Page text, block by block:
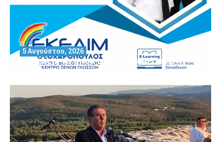
Θέλεις να αποκτήσεις άδεια Security?
5 Αυγούστου, 2026